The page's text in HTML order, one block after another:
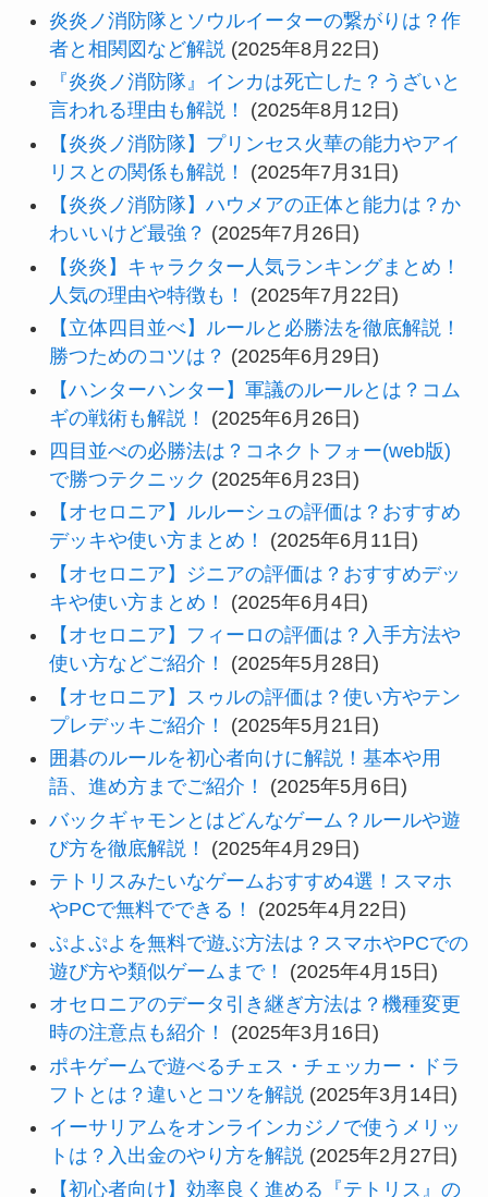
炎炎ノ消防隊とソウルイーターの繋がりは？作
者と相関図など解説 (2025年8月22日)
『炎炎ノ消防隊』インカは死亡した？うざいと
言われる理由も解説！
(2025年8月12日)
【炎炎ノ消防隊】プリンセス火華の能力やアイ
リスとの関係も解説！
(2025年7月31日)
【炎炎ノ消防隊】ハウメアの正体と能力は？か
わいいけど最強？ (2025年7月26日)
【炎炎】キャラクター人気ランキングまとめ！
人気の理由や特徴も！
(2025年7月22日)
【立体四目並べ】ルールと必勝法を徹底解説！
勝つためのコツは？ (2025年6月29日)
【ハンターハンター】軍議のルールとは？コム
ギの戦術も解説！
(2025年6月26日)
四目並べの必勝法は？コネクトフォー(web版)
で勝つテクニック (2025年6月23日)
【オセロニア】ルルーシュの評価は？おすすめ
デッキや使い方まとめ！
(2025年6月11日)
【オセロニア】ジニアの評価は？おすすめデッ
キや使い方まとめ！
(2025年6月4日)
【オセロニア】フィーロの評価は？入手方法や
使い方などご紹介！
(2025年5月28日)
【オセロニア】スゥルの評価は？使い方やテン
プレデッキご紹介！
(2025年5月21日)
囲碁のルールを初心者向けに解説！基本や用
語、進め方までご紹介！
(2025年5月6日)
バックギャモンとはどんなゲーム？ルールや遊
び方を徹底解説！
(2025年4月29日)
テトリスみたいなゲームおすすめ4選！スマホ
やPCで無料でできる！
(2025年4月22日)
ぷよぷよを無料で遊ぶ方法は？スマホやPCでの
遊び方や類似ゲームまで！
(2025年4月15日)
オセロニアのデータ引き継ぎ方法は？機種変更
時の注意点も紹介！
(2025年3月16日)
ポキゲームで遊べるチェス・チェッカー・ドラ
フトとは？違いとコツを解説 (2025年3月14日)
イーサリアムをオンラインカジノで使うメリッ
トは？入出金のやり方を解説 (2025年2月27日)
【初心者向け】効率良く進める『テトリス』の